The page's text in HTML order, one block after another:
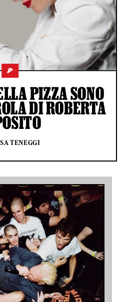
🍕
PIZZA SONO
DI ROBERTA
TENEGGI